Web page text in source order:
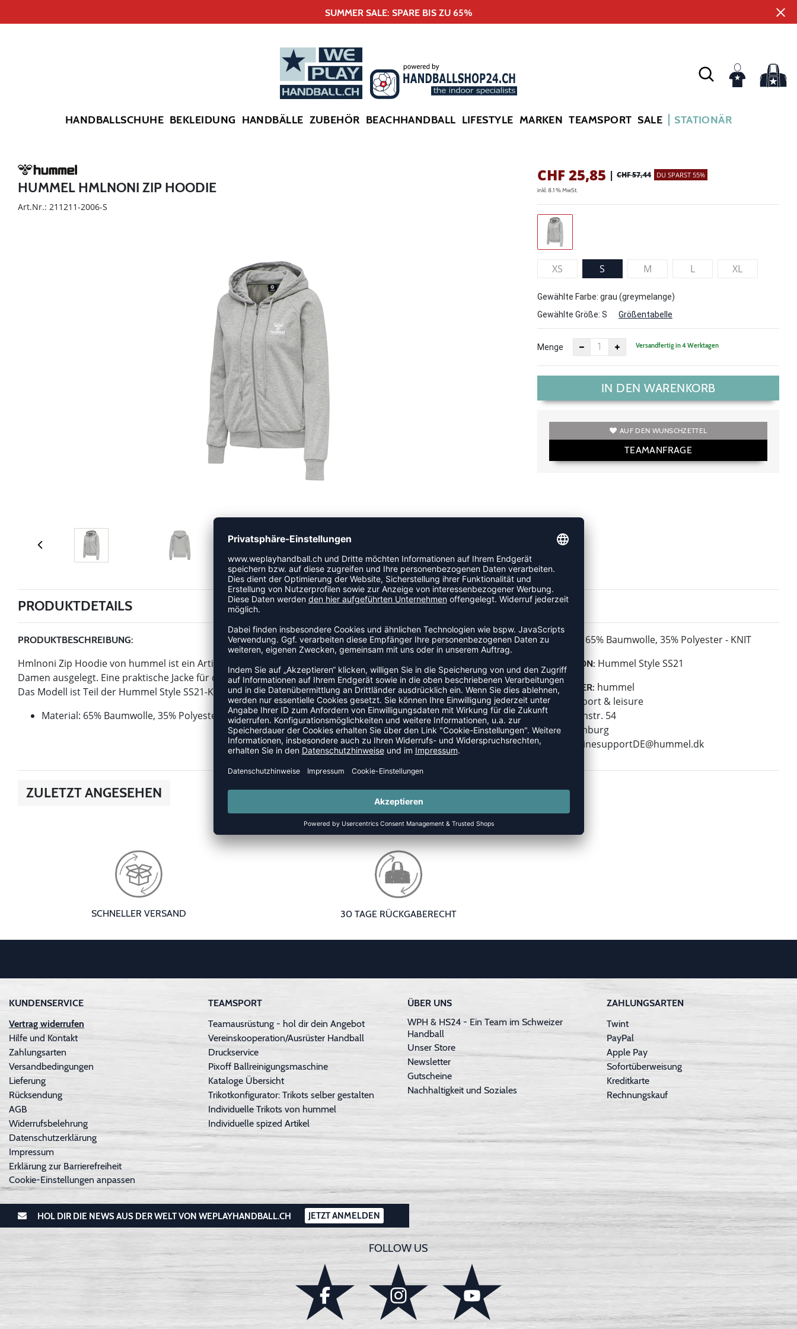
SUMMER SALE: SPARE BIS ZU 65%
HANDBALLSCHUHE BEKLEIDUNG HANDBÄLLE ZUBEHÖR BEACHHANDBALL LIFESTYLE MARKEN TEAMSPORT SALE STATIONÄR
HUMMEL HMLNONI ZIP HOODIE
Art.Nr.: 211211-2006-S
CHF 25,85 | CHF 57,44 DU SPARST 55%
inkl. 8.1 % MwSt.
XS S M L XL
Gewählte Farbe: grau (greymelange)
Gewählte Größe: S Größentabelle
Menge Versandfertig in 4 Werktagen
IN DEN WARENKORB
AUF DEN WUNSCHZETTEL
TEAMANFRAGE
PRODUKTDETAILS
PRODUKTBESCHREIBUNG:
Hmlnoni Zip Hoodie von hummel ist ein Artikel der Kategorie Lifestyleziphoody. Dieses Modell ist speziell für
Damen ausgelegt. Eine praktische Jacke für den Weg zum Training oder als Schutz bei wechselhaftem Wetter.
Das Modell ist Teil der Hummel Style SS21-Kollektion.
Material: 65% Baumwolle, 35% Polyester - KNIT
MATERIAL: 65% Baumwolle, 35% Polyester - KNIT
KOLLEKTION: Hummel Style SS21
HERSTELLER: hummel
hummel sport & leisure
Leverkusenstr. 54
22761 Hamburg
E-Mail:
onlinesupportDE@hummel.dk
ZULETZT ANGESEHEN
SCHNELLER VERSAND 30 TAGE RÜCKGABERECHT
KUNDENSERVICE
Vertrag widerrufen
Hilfe und Kontakt
Zahlungsarten
Versandbedingungen
Lieferung
Rücksendung
AGB
Widerrufsbelehrung
Datenschutzerklärung
Impressum
Erklärung zur Barrierefreiheit
Cookie-Einstellungen anpassen
TEAMSPORT
Teamausrüstung - hol dir dein Angebot
Vereinskooperation/Ausrüster Handball
Druckservice
Pixoff Ballreinigungsmaschine
Kataloge Übersicht
Trikotkonfigurator: Trikots selber gestalten
Individuelle Trikots von hummel
Individuelle spized Artikel
ÜBER UNS
WPH & HS24 - Ein Team im Schweizer
Handball
Unser Store
Newsletter
Gutscheine
Nachhaltigkeit und Soziales
ZAHLUNGSARTEN
Twint
PayPal
Apple Pay
Sofortüberweisung
Kreditkarte
Rechnungskauf
HOL DIR DIE NEWS AUS DER WELT VON WEPLAYHANDBALL.CH JETZT ANMELDEN
FOLLOW US